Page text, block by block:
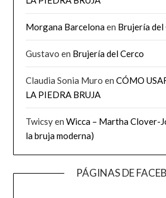
Morgana Barcelonaen Brujería del
Gustavo en Brujería del Cerco
Claudia Sonia Muro enCÓMO
LA PIEDRA BRUJA
TwicsyenWicca – Martha Clover-
la bruja moderna)
PÁGINAS DE